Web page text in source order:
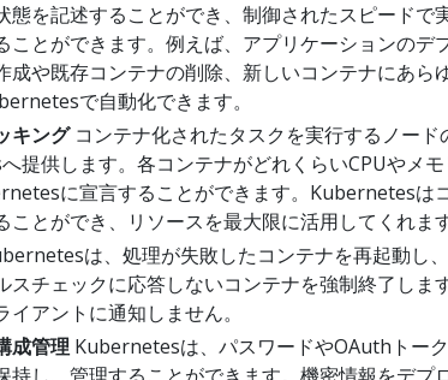
態を記述することができ、制御されたスピードで
ことができます。例えば、アプリケーションのデ
成や既存コンテナの削除、新しいコンテナにあら
で自動化できます。
キングコンテナ化されたタスクを実行するノード
提供します。各コンテナがどれくらいCPUやメ
に宣言することができます。Kubernetesは
ことができ、リソースを最大限に活用してくれます
は、処理が失敗したコンテナを再起動し、
スチェックに応答しないコンテナを強制終了しま
イアントに通知しません。
成管理 Kubernetesは、パスワードやOAuthトー